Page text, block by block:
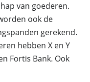
van goederen.
ook de
gerekend.
hebben X en Y
Fortis Bank. Ook